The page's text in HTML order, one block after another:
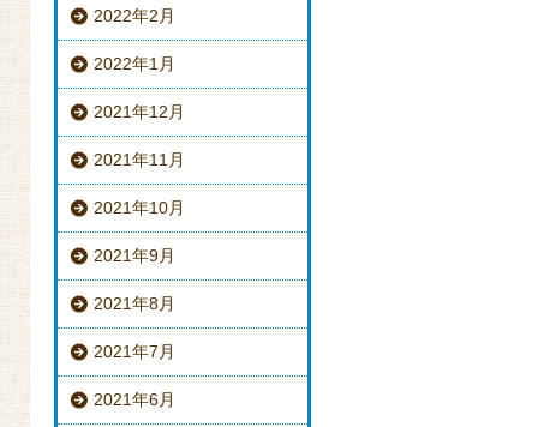
2022年2月
2022年1月
2021年12月
2021年11月
2021年10月
2021年9月
2021年8月
2021年7月
2021年6月